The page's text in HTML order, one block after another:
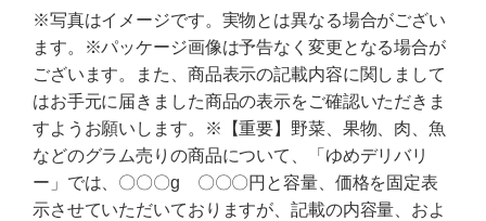
※写真はイメージです。実物とは異なる場合がござい
ます。※パッケージ画像は予告なく変更となる場合が
ございます。また、商品表示の記載内容に関しまして
はお手元に届きました商品の表示をご確認いただきま
すようお願いします。※【重要】野菜、果物、肉、魚
などのグラム売りの商品について、「ゆめデリバリ
ー」では、〇〇〇g 〇〇〇円と容量、価格を固定表
示させていただいておりますが、記載の内容量、およ